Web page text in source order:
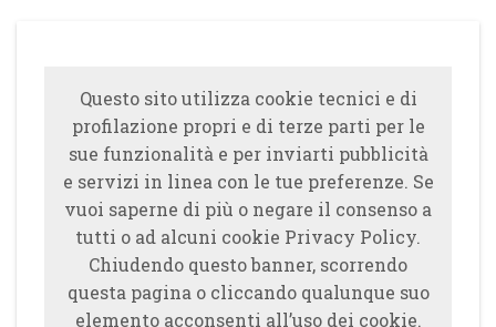
Questo sito utilizza cookie tecnici e di
profilazione propri e di terze parti per le
sue funzionalità e per inviarti pubblicità
e servizi in linea con le tue preferenze. Se
vuoi saperne di più o negare il consenso a
tutti o ad alcuni cookie Privacy Policy.
Chiudendo questo banner, scorrendo
questa pagina o cliccando qualunque suo
elemento acconsenti all’uso dei cookie.